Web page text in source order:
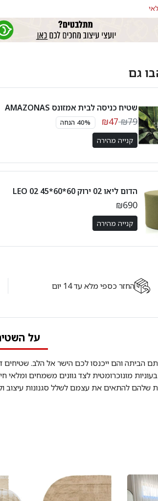
גם
שטיח כניסה לבית אמזונס AMAZONAS
₪79
₪47 40% הנחה
קנייה מהירה
הדום ליאו 02 ירוק 60*60*45 LEO 02
₪690
קנייה מהירה
החזר כספי מלא עד 14 יום
על
הביתה והם ייכנסו לכם הישר אל הלב. שטיחים
מונוכרומטית לצד גוונים משמחים
שלהם להתאים את עצמם לשלל סגנונות עיצוב